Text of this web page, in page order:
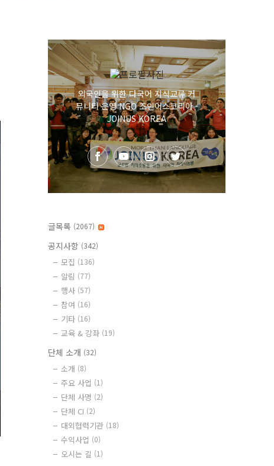
외국인을 위한 다국어 지식교류 커
뮤니티 운영 NGO 조인어스코리아 -
JOINUS KOREA
글목록 (2067)
공지사항 (342)
모집 (136)
알림 (77)
행사 (57)
참여 (16)
기타 (16)
교육 & 강좌 (19)
단체 소개 (32)
소개 (8)
주요 사업 (1)
단체 사명 (2)
단체 CI (2)
대외협력기관 (18)
수익사업 (0)
오시는 길 (1)